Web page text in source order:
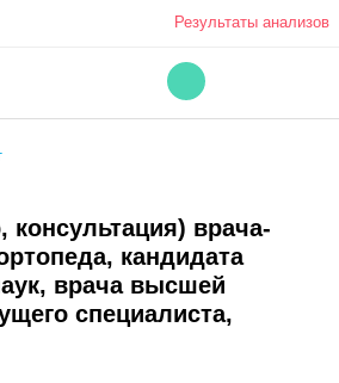
Результаты анализов
врача-
кандидата
врача высшей
специалиста,